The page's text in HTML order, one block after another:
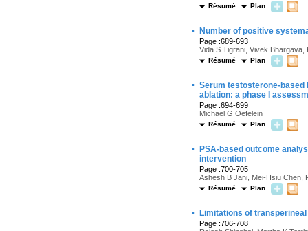
Résumé Plan
· Number of positive
Page :689-693
Vida S Tigrani, Vivek
Résumé Plan
· Serum testosterone-based
ablation: a phase I
Page :694-699
Michael G Oefelein
Résumé Plan
·
PSA-based outcome
intervention
Page :700-705
Ashesh B Jani, Mei-Hsiu Chen,
Résumé Plan
· Limitations of
Page :706-708